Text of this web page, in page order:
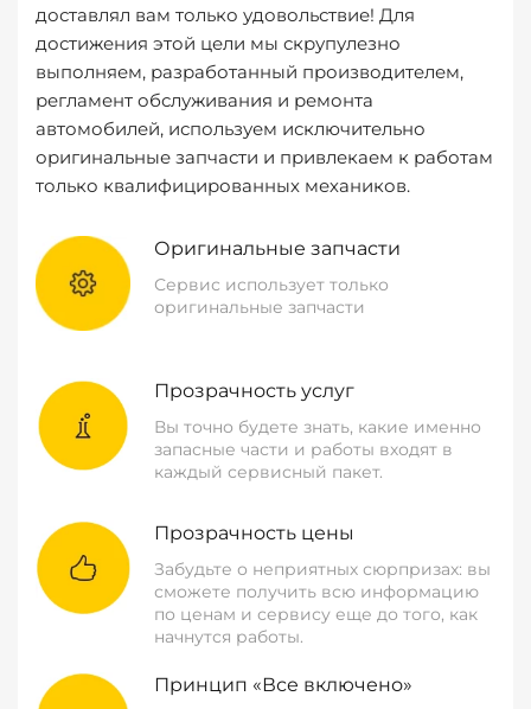
доставлял вам только удовольствие! Для
достижения этой цели мы скрупулезно
выполняем, разработанный производителем,
регламент обслуживания и ремонта
автомобилей, используем исключительно
оригинальные запчасти и привлекаем к работам
только квалифицированных механиков.
Оригинальные запчасти
Сервис использует только
оригинальные запчасти
Прозрачность услуг
Вы точно будете знать, какие именно
запасные части и работы входят в
каждый сервисный пакет.
Прозрачность цены
Забудьте о неприятных сюрпризах: вы
сможете получить всю информацию
по ценам и сервису еще до того, как
начнутся работы.
Принцип «Все включено»